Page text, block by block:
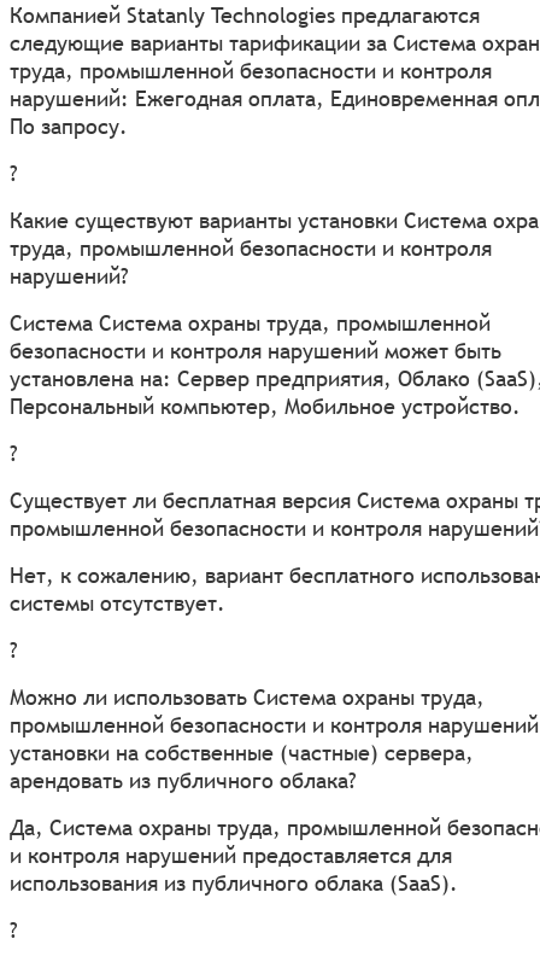
Компанией Statanly Technologies предлагаются
следующие варианты тарификации за Система
труда, промышленной безопасности и контроля
нарушений: Ежегодная оплата, Единовременная
По запросу.
?
Какие существуют варианты установки Система
труда, промышленной безопасности и контроля
нарушений?
Система Система охраны труда, промышленной
безопасности и контроля нарушений может быть
установлена на: Сервер предприятия, Облако
Персональный компьютер, Мобильное устройство.
?
Существует ли бесплатная версия Система охраны
промышленной безопасности и контроля
Нет, к сожалению, вариант бесплатного
системы отсутствует.
?
Можно ли использовать Система охраны труда,
промышленной безопасности и контроля
установки на собственные (частные) сервера,
арендовать из публичного облака?
Да, Система охраны труда, промышленной
и контроля нарушений предоставляется для
использования из публичного облака (SaaS).
?